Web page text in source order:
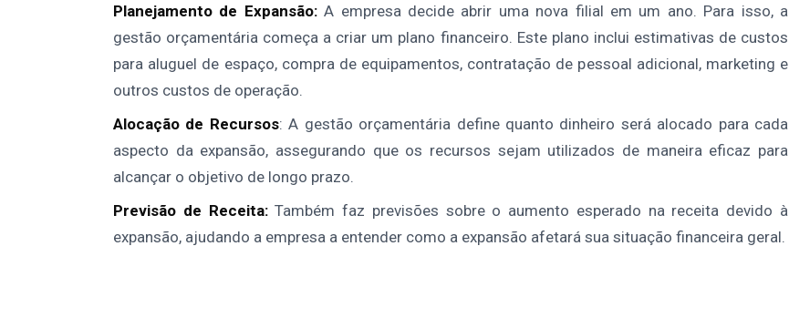
Planejamento de Expansão:A empresa decide abrir uma nova filial em um ano. Para isso, a
gestão orçamentária começa a criar um plano financeiro. Este plano inclui estimativas de custos
para aluguel de espaço, compra de equipamentos, contratação de pessoal adicional, marketing e
outros custos de operação.
Alocação de Recursos: A gestão orçamentária define quanto dinheiro será alocado para cada
aspecto da expansão, assegurando que os recursos sejam utilizados de maneira eficaz para
alcançar o objetivo de longo prazo.
Previsão de Receita:Também faz previsões sobre o aumento esperado na receita devido à
expansão, ajudando a empresa a entender como a expansão afetará sua situação financeira geral.